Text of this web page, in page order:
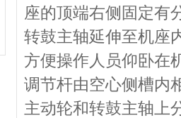
座的顶端右侧固定有
转鼓主轴延伸至机座
方便操作人员仰卧在
调节杆由空心侧槽内
主动轮和转鼓主轴上